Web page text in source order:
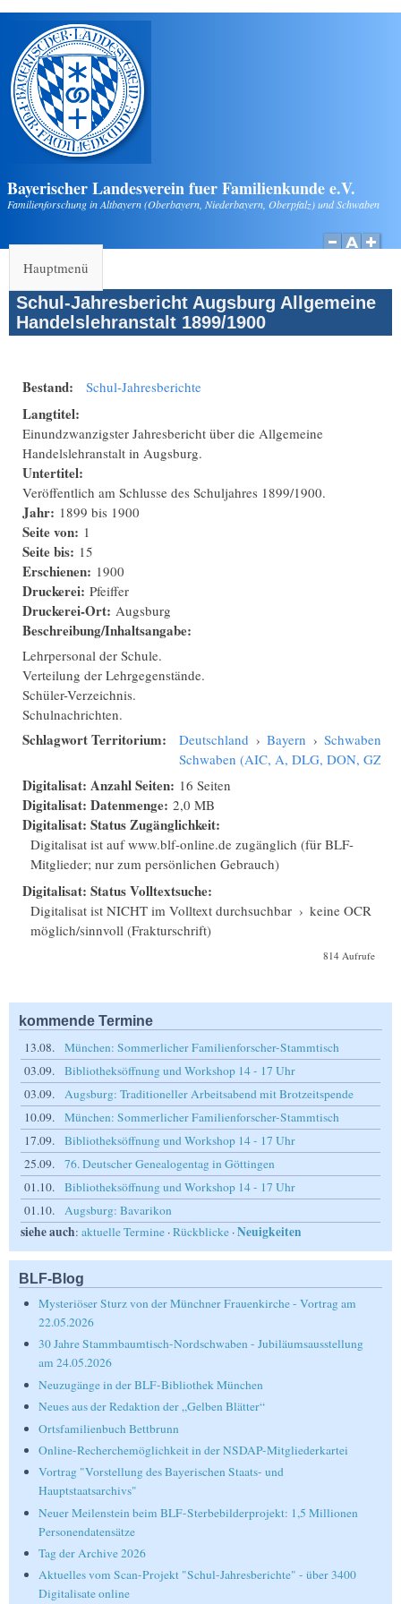
Direkt zum Inhalt
Bayerischer Landesverein fuer Familienkunde e.V.
Familienforschung in Altbayern (Oberbayern, Niederbayern, Oberpfalz) und Schwaben
Hauptmenü
Schul-Jahresbericht Augsburg Allgemeine
Handelslehranstalt 1899/1900
Bestand: Schul-Jahresberichte
Langtitel:
Einundzwanzigster Jahresbericht über die Allgemeine
Handelslehranstalt in Augsburg.
Untertitel:
Veröffentlich am Schlusse des Schuljahres 1899/1900.
Jahr: 1899 bis 1900
Seite von: 1
Seite bis: 15
Erschienen: 1900
Druckerei: Pfeiffer
Druckerei-Ort: Augsburg
Beschreibung/Inhaltsangabe:
Lehrpersonal der Schule.
Verteilung der Lehrgegenstände.
Schüler-Verzeichnis.
Schulnachrichten.
Schlagwort Territorium: Deutschland › Bayern › Schwaben
Schwaben (AIC, A, DLG, DON, GZ,
Digitalisat: Anzahl Seiten: 16 Seiten
Digitalisat: Datenmenge: 2,0 MB
Digitalisat: Status Zugänglichkeit:
Digitalisat ist auf www.blf-online.de zugänglich (für BLF-
Mitglieder; nur zum persönlichen Gebrauch)
Digitalisat: Status Volltextsuche:
Digitalisat ist NICHT im Volltext durchsuchbar › keine OCR
möglich/sinnvoll (Frakturschrift)
814 Aufrufe
kommende Termine
13.08.
München: Sommerlicher Familienforscher-Stammtisch
03.09.
Bibliotheksöffnung und Workshop 14 - 17 Uhr
03.09.
Augsburg: Traditioneller Arbeitsabend mit Brotzeitspende
10.09.
München: Sommerlicher Familienforscher-Stammtisch
17.09.
Bibliotheksöffnung und Workshop 14 - 17 Uhr
25.09.
76. Deutscher Genealogentag in Göttingen
01.10.
Bibliotheksöffnung und Workshop 14 - 17 Uhr
01.10.
Augsburg: Bavarikon
siehe auch: aktuelle Termine ·Rückblicke ·Neuigkeiten
BLF-Blog
Mysteriöser Sturz von der Münchner Frauenkirche - Vortrag am
22.05.2026
30 Jahre Stammbaumtisch-Nordschwaben - Jubiläumsausstellung
am 24.05.2026
Neuzugänge in der BLF-Bibliothek München
Neues aus der Redaktion der „Gelben Blätter“
Ortsfamilienbuch Bettbrunn
Online-Recherchemöglichkeit in der NSDAP-Mitgliederkartei
Vortrag "Vorstellung des Bayerischen Staats- und
Hauptstaatsarchivs"
Neuer Meilenstein beim BLF-Sterbebilderprojekt: 1,5 Millionen
Personendatensätze
Tag der Archive 2026
Aktuelles vom Scan-Projekt "Schul-Jahresberichte" - über 3400
Digitalisate online